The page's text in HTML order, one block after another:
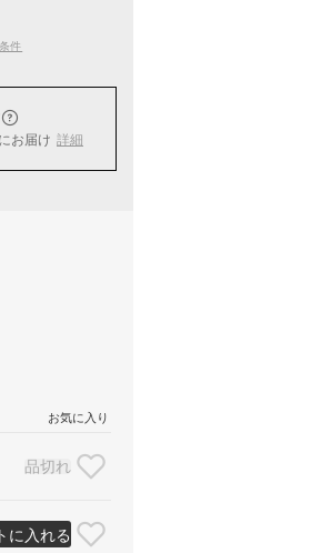
件
にお届け 詳細
お気に入り
品切れ
に入れる